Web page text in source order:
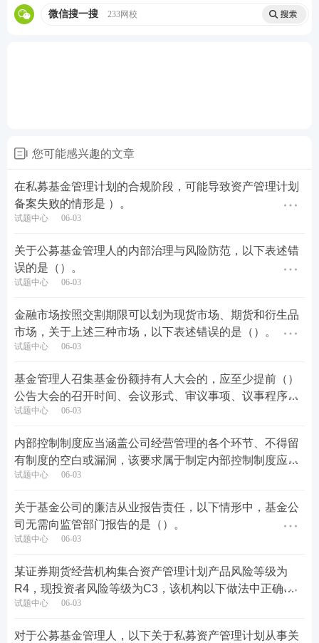
微信搜一搜 233网校
您可能感兴趣的文章
在私募基金管理计划的合规阶段，可能导致资产管理计划
备案失败的情形是 ）。
试题中心 06-03
关于公募基金管理人的内部治理与风险防范，以下表述错
误的是（）。
试题中心 06-03
金融市场按照交割期限可以划为现货市场、期货和衍生品
市场，关于上述三种市场，以下表述错误的是（）。
试题中心 06-03
基金管理人召集基金份额持有人大会的，应至少提前（）
公告大会的召开时间、会议形式、审议事项、议事程序和
表决方式等事项。
试题中心 06-03
内部控制制度应当涵盖公司经营管理的各个环节、不得留
有制度的空白或漏洞，该要求属于制定内部控制制度应当
遵循的（）。
试题中心 06-03
关于基金公司的廉洁从业报告责任，以下情形中，基金公
司无需向监管部门报告的是（）。
试题中心 06-03
某证券期货经营机构集合资产管理计划产品风险等级为
R4，现投资者风险等级为C3，该机构以下做法中正确的
是（）
试题中心 06-03
对于公募基金管理人，以下关于私募资产管理计划从事关